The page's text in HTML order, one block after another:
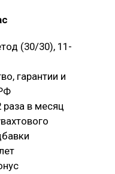
(30/30), 11-
гарантии и
в месяц